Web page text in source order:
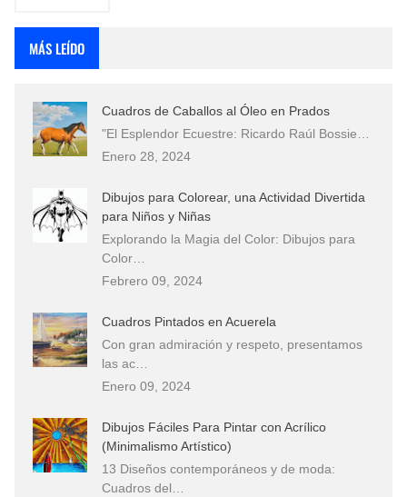
MÁS LEÍDO
Cuadros de Caballos al Óleo en Prados
"El Esplendor Ecuestre: Ricardo Raúl Bossie…
Enero 28, 2024
Dibujos para Colorear, una Actividad Divertida
para Niños y Niñas
Explorando la Magia del Color: Dibujos para
Color…
Febrero 09, 2024
Cuadros Pintados en Acuerela
Con gran admiración y respeto, presentamos
las ac…
Enero 09, 2024
Dibujos Fáciles Para Pintar con Acrílico
(Minimalismo Artístico)
13 Diseños contemporáneos y de moda:
Cuadros del…